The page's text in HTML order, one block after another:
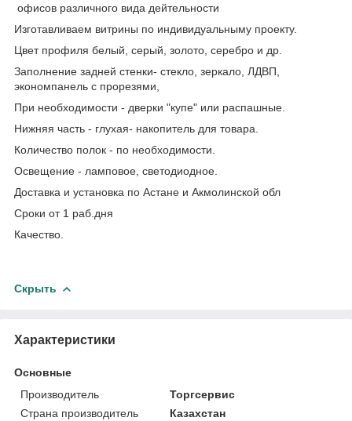
офисов различного вида дейтельности
Изготавливаем витрины по индивидуальныму проекту.
Цвет профиля белый, серый, золото, серебро и др.
Заполнение задней стенки- стекло, зеркало, ЛДВП,
экономпанель с прорезями,
При необходимости - дверки "купе" или распашные.
Нижняя часть - глухая- накопитель для товара.
Количество полок - по необходимости.
Освещение - ламповое, светодиодное.
Доставка и установка по Астане и Акмолинской обл
Сроки от 1 раб.дня
Качество.
Скрыть
Характеристики
Основные
Производитель
Торгсервис
Страна производитель
Казахстан